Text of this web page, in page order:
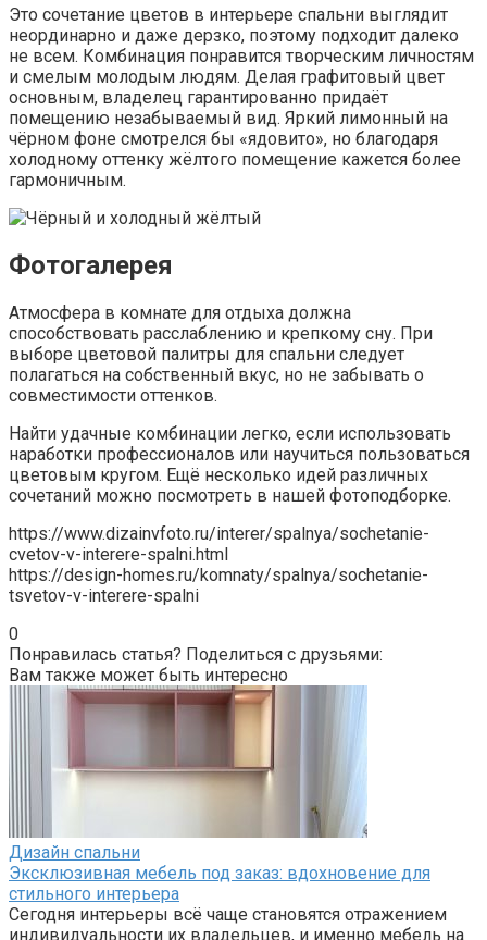
Это сочетание цветов в интерьере спальни выглядит
неординарно и даже дерзко, поэтому подходит далеко
не всем. Комбинация понравится творческим личностям
и смелым молодым людям. Делая графитовый цвет
основным, владелец гарантированно придаёт
помещению незабываемый вид. Яркий лимонный на
чёрном фоне смотрелся бы «ядовито», но благодаря
холодному оттенку жёлтого помещение кажется более
гармоничным.
Фотогалерея
Атмосфера в комнате для отдыха должна
способствовать расслаблению и крепкому сну. При
выборе цветовой палитры для спальни следует
полагаться на собственный вкус, но не забывать о
совместимости оттенков.
Найти удачные комбинации легко, если использовать
наработки профессионалов или научиться пользоваться
цветовым кругом. Ещё несколько идей различных
сочетаний можно посмотреть в нашей фотоподборке.
https://www.dizainvfoto.ru/interer/spalnya/sochetanie-
cvetov-v-interere-spalni.html
https://design-homes.ru/komnaty/spalnya/sochetanie-
tsvetov-v-interere-spalni
0
Понравилась статья? Поделиться с друзьями:
Вам также может быть интересно
Дизайн спальни
Эксклюзивная мебель под заказ: вдохновение для
стильного интерьера
Сегодня интерьеры всё чаще становятся отражением
индивидуальности их владельцев, и именно мебель на